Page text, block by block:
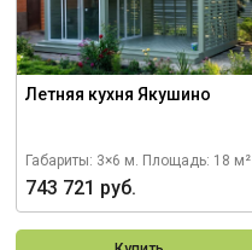
Летняя кухня Якушино
Габариты: 3×6 м. Площадь: 18 м²
743 721 руб.